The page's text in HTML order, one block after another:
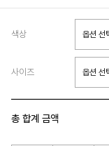
색상
사이즈
총 합계 금액